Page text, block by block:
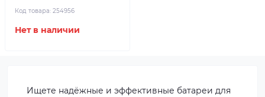
Код товара: 254956
Нет в наличии
Ищете надёжные и эффективные батареи для